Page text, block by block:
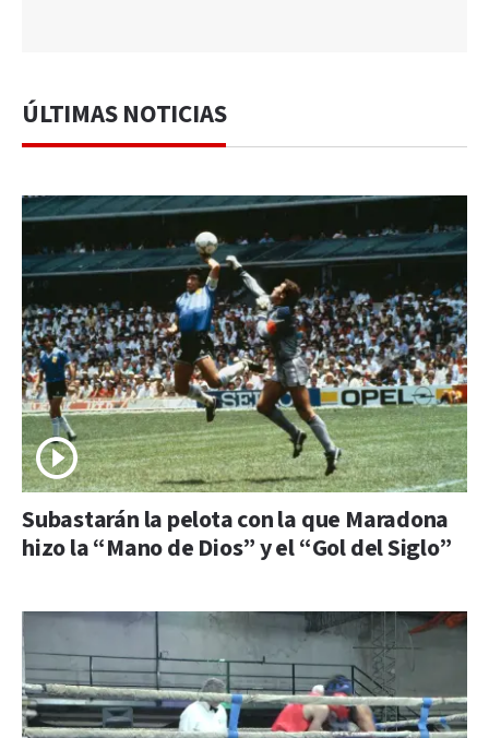
ÚLTIMAS NOTICIAS
Subastarán la pelota con la que Maradona
hizo la “Mano de Dios” y el “Gol del Siglo”